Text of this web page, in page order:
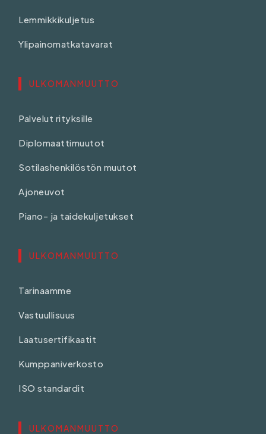
Lemmikkikuljetus
Ylipainomatkatavarat
ULKOMANMUUTTO
Palvelut rityksille
Diplomaattimuutot
Sotilashenkilöstön muutot
Ajoneuvot
Piano- ja taidekuljetukset
ULKOMANMUUTTO
Tarinaamme
Vastuullisuus
Laatusertifikaatit
Kumppaniverkosto
ISO standardit
ULKOMANMUUTTO